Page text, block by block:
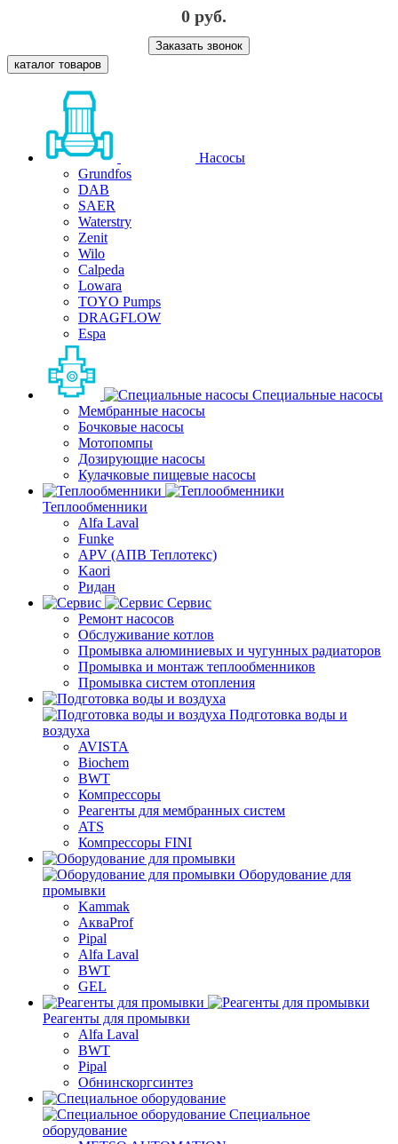
0 руб.
Заказать звонок
каталог товаров
Насосы
Grundfos
DAB
SAER
Waterstry
Zenit
Wilo
Calpeda
Lowara
TOYO Pumps
DRAGFLOW
Espa
Специальные насосы
Мембранные насосы
Бочковые насосы
Мотопомпы
Дозирующие насосы
Кулачковые пищевые насосы
Теплообменники
Alfa Laval
Funke
APV (АПВ Теплотекс)
Kaori
Ридан
Сервис
Ремонт насосов
Обслуживание котлов
Промывка алюминиевых и чугунных радиаторов
Промывка и монтаж теплообменников
Промывка систем отопления
Подготовка воды и
воздуха
AVISTA
Biochem
BWT
Компрессоры
Реагенты для мембранных систем
ATS
Компрессоры FINI
Оборудование для
промывки
Kammak
АкваProf
Pipal
Alfa Laval
BWT
GEL
Реагенты для промывки
Alfa Laval
BWT
Pipal
Обнинскоргсинтез
Специальное
оборудование